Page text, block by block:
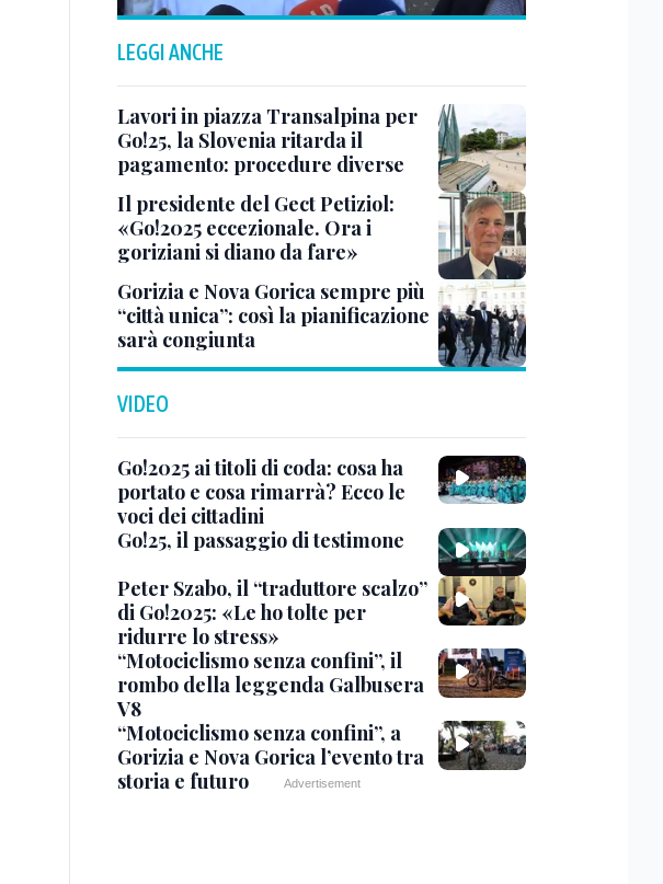
LEGGI ANCHE
Lavori in piazza Transalpina per
Go!25, la Slovenia ritarda il
pagamento: procedure diverse
Il presidente del Gect Petiziol:
«Go!2025 eccezionale. Ora i
goriziani si diano da fare»
Gorizia e Nova Gorica sempre più
“città unica”: così la pianificazione
sarà congiunta
VIDEO
Go!2025 ai titoli di coda: cosa ha
portato e cosa rimarrà? Ecco le
voci dei cittadini
Go!25, il passaggio di testimone
Peter Szabo, il “traduttore scalzo”
di Go!2025: «Le ho tolte per
ridurre lo stress»
“Motociclismo senza confini”, il
rombo della leggenda Galbusera
V8
“Motociclismo senza confini”, a
Gorizia e Nova Gorica l’evento tra
storia e futuro